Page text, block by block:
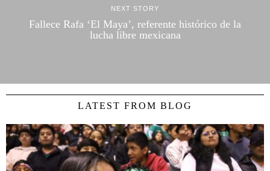
NEXT STORY
Fallece Rafa ‘El Maya’, referente histórico de la
lucha libre mexicana
LATEST FROM BLOG